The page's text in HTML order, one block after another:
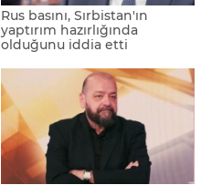
Rus basını, Sırbistan'ın
yaptırım hazırlığında
olduğunu iddia etti